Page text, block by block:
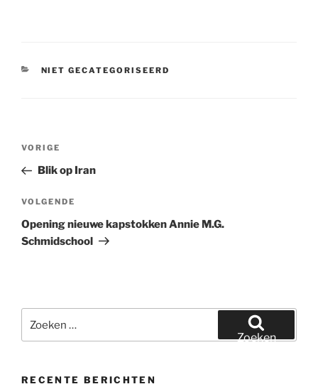
CATEGORIEËN
NIET GECATEGORISEERD
Bericht
Vorig
bericht
VORIGE
Blik op Iran
Volgend
bericht
VOLGENDE
Opening nieuwe kapstokken Annie M.G.
Schmidschool
naar:
Zoeken
RECENTE BERICHTEN